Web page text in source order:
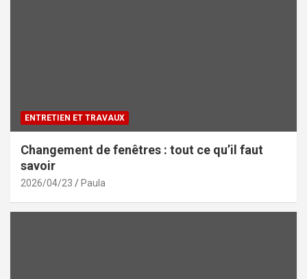
ENTRETIEN ET TRAVAUX
Changement de fenêtres : tout ce qu’il faut
savoir
2026/04/23 Paula